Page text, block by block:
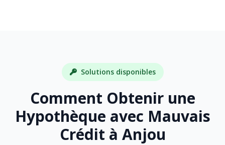
Solutions disponibles
Comment Obtenir une
Hypothèque avec Mauvais
Crédit à Anjou